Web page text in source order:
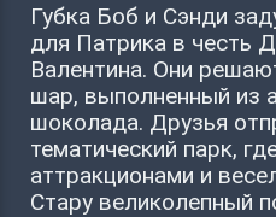
Губка Боб и Сэнди
для Патрика в честь
Валентина. Они
шар, выполненный из
шоколада. Друзья
тематический парк,
аттракционами и
Стару великолепный